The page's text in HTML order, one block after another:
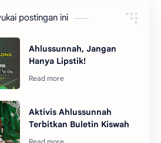
postingan ini
Ahlussunnah, Jangan
Hanya Lipstik!
Aktivis Ahlussunnah
Terbitkan Buletin Kiswah